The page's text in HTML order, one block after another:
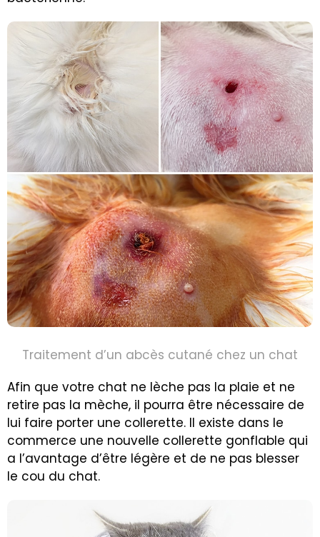
Traitement d’un abcès cutané chez un chat
Afin que votre chat ne lèche pas la plaie et ne
retire pas la mèche, il pourra être nécessaire de
lui faire porter une collerette. Il existe dans le
commerce une nouvelle collerette gonflable qui
a l’avantage d’être légère et de ne pas blesser
le cou du chat.